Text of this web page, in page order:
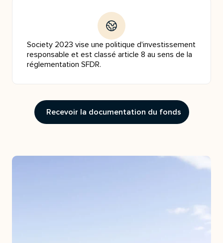
Society 2023 vise une politique d'investissement
responsable et est classé article 8 au sens de la
réglementation SFDR.
Recevoir la documentation du fonds